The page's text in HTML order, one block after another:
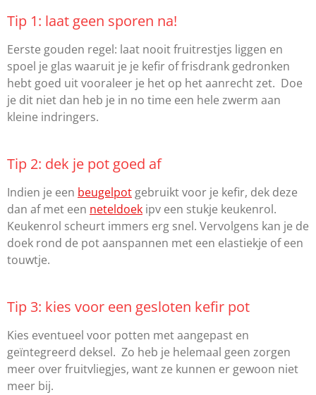
Tip 1: laat geen sporen na!
Eerste gouden regel: laat nooit fruitrestjes liggen en
spoel je glas waaruit je je kefir of frisdrank gedronken
hebt goed uit vooraleer je het op het aanrecht zet. Doe
je dit niet dan heb je in no time een hele zwerm aan
kleine indringers.
Tip 2: dek je pot goed af
Indien je een beugelpotgebruikt voor je kefir, dek deze
dan af met een neteldoek ipv een stukje keukenrol.
Keukenrol scheurt immers erg snel. Vervolgens kan je de
doek rond de pot aanspannen met een elastiekje of een
touwtje.
Tip 3: kies voor een gesloten kefir pot
Kies eventueel voor potten met aangepast en
geïntegreerd deksel. Zo heb je helemaal geen zorgen
meer over fruitvliegjes, want ze kunnen er gewoon niet
meer bij.